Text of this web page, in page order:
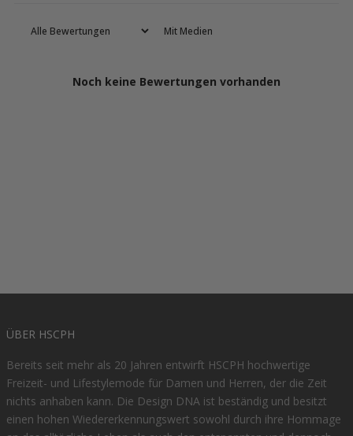
Mit Medien
Noch keine Bewertungen vorhanden
ÜBER HSCPH
Bereits seit mehr als 20 Jahren entwirft HSCPH hochwertige
Freizeit- und Lifestylemode für Damen und Herren, der die Zeit
nichts anhaben kann. Die Design DNA ist beständig und besitzt
einen hohen Wiedererkennungswert sowohl durch ihre Hommage